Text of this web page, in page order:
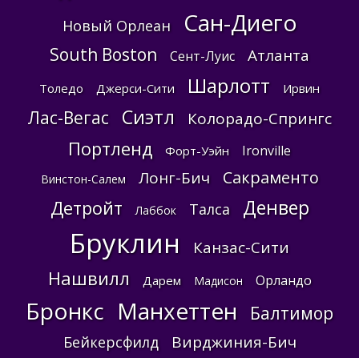
Новый Орлеан Сан-Диего
South Boston Сент-Луис Атланта
Толедо Джерси-Сити Шарлотт Ирвин
Лас-Вегас Сиэтл Колорадо-Спрингс
Портленд Форт-Уэйн Ironville
Винстон-Салем Лонг-Бич Сакраменто
Детройт Лаббок Талса Денвер
Бруклин Канзас-Сити
Нашвилл Дарем Мадисон Орландо
Бронкс Манхеттен Балтимор
Бейкерсфилд Вирджиния-Бич